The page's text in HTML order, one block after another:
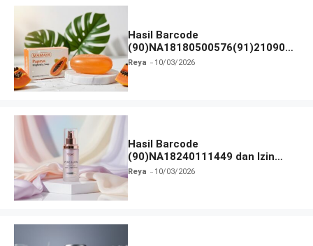
Hasil Barcode
(90)NA18180500576(91)210906
dan Izin BPOM
Reya 10/03/2026
Hasil Barcode
(90)NA18240111449 dan Izin
BPOM
Reya 10/03/2026